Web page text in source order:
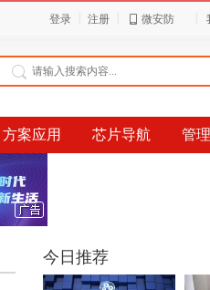
登录 注册 微安防
方案应用 芯片导航 管
今日推荐